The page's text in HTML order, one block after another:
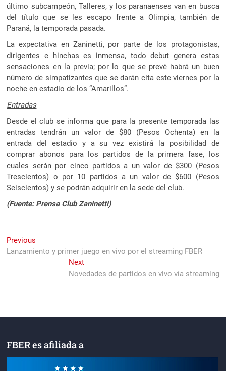
último subcampeón, Talleres, y los paranaenses van en busca
del título que se les escapo frente a Olimpia, también de
Paraná, la temporada pasada.
La expectativa en Zaninetti, por parte de los protagonistas,
dirigentes e hinchas es inmensa, todo debut genera estas
sensaciones en la previa; por lo que se prevé habrá un buen
número de simpatizantes que se darán cita este viernes por la
noche en estadio de los “Amarillos”.
Entradas
Desde el club se informa que para la presente temporada las
entradas tendrán un valor de $80 (Pesos Ochenta) en la
entrada del estadio y a su vez existirá la posibilidad de
comprar abonos para los partidos de la primera fase, los
cuales serán por cinco partidos a un valor de $300 (Pesos
Trescientos) o por 10 partidos a un valor de $600 (Pesos
Seiscientos) y se podrán adquirir en la sede del club.
(Fuente: Prensa Club Zaninetti)
Navegación
de
Previous
post:
Lanzamiento y primer juego en vivo por el streaming FBER
NextNext
post:
Novedades de partidos en vivo vía streaming
FBER es afiliada a